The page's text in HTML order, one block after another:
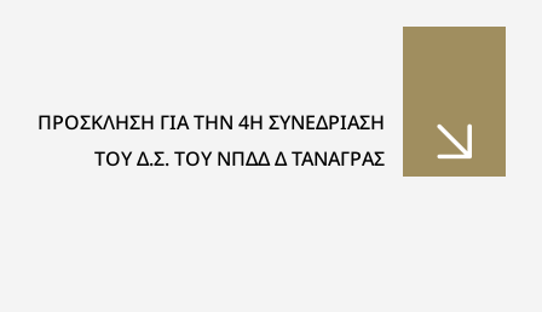
ΠΡΟΣΚΛΗΣΗ ΓΙΑ ΤΗΝ 4Η ΣΥΝΕΔΡΙΑΣΗ
ΤΟΥ Δ.Σ. ΤΟΥ ΝΠΔΔ Δ ΤΑΝΑΓΡΑΣ